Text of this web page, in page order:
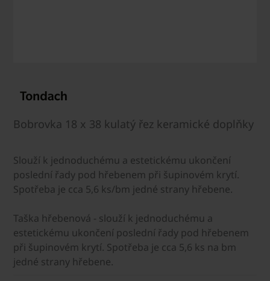
Bobrovka 18 x 38 kulatý řez keramické doplňky
Slouží k jednoduchému a estetickému ukončení
poslední řady pod hřebenem při šupinovém krytí.
Spotřeba je cca 5,6 ks/bm jedné strany hřebene.
Taška hřebenová - slouží k jednoduchému a
estetickému ukončení poslední řady pod hřebenem
při šupinovém krytí. Spotřeba je cca 5,6 ks na bm
jedné strany hřebene.